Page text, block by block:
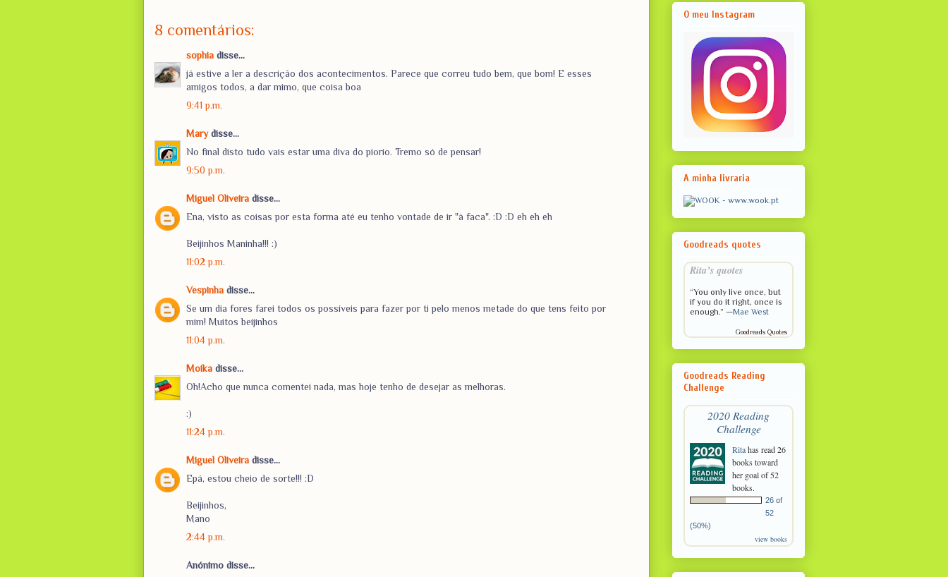
8 comentários:
sophia disse...
já estive a ler a descrição dos acontecimentos. Parece que correu tudo bem, que bom! E esses
amigos todos, a dar mimo, que coisa boa
9:41 p.m.
Marydisse...
No final disto tudo vais estar uma diva do piorio. Tremo só de pensar!
9:50 p.m.
Miguel Oliveira disse...
Ena, visto as coisas por esta forma até eu tenho vontade de ir "à faca". :D :D eh eh eh
Beijinhos Maninha!!! :)
11:02 p.m.
Vespinha disse...
Se um dia fores farei todos os possíveis para fazer por ti pelo menos metade do que tens feito por
mim! Muitos beijinhos
11:04 p.m.
Moika disse...
Oh!Acho que nunca comentei nada, mas hoje tenho de desejar as melhoras.
:)
11:24 p.m.
Miguel Oliveira disse...
Epá, estou cheio de sorte!!! :D
Beijinhos,
Mano
2:44 p.m.
Anónimo disse...
O meu Instagram
A minha livraria
Goodreads quotes
Rita’s quotes
“You only live once, but
if you do it right, once is
enough.” —Mae West
Goodreads Quotes
Goodreads Reading
Challenge
2020 Reading
Challenge
Ritahas read 26
books toward
her goal of 52
books.
26 of
52
(50%)
view books